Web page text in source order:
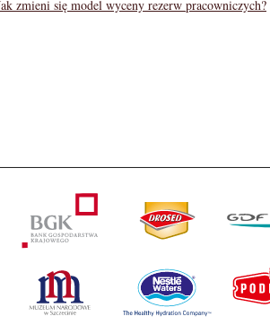
zmieni się model wyceny rezerw pracowniczych?